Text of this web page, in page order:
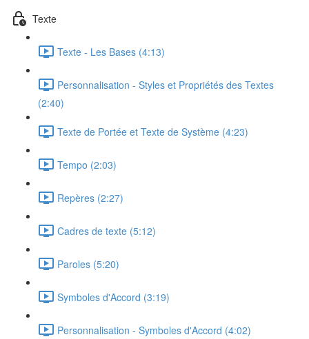
Texte
Texte - Les Bases (4:13)
Personnalisation - Styles et Propriétés des Textes
(2:40)
Texte de Portée et Texte de Système (4:23)
Tempo (2:03)
Repères (2:27)
Cadres de texte (5:12)
Paroles (5:20)
Symboles d'Accord (3:19)
Personnalisation - Symboles d'Accord (4:02)